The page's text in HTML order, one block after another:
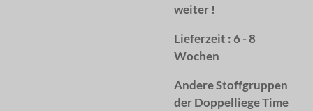
weiter !
Lieferzeit : 6 - 8
Wochen
Andere Stoffgruppen
der Doppelliege Time